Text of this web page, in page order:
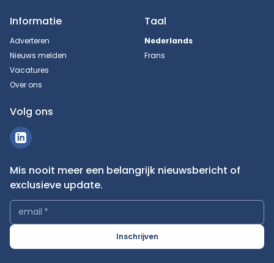
Informatie
Adverteren
Nieuws melden
Vacatures
Over ons
Taal
Nederlands
Frans
Volg ons
Mis nooit meer een belangrijk nieuwsbericht of
exclusieve update.
email *
Inschrijven